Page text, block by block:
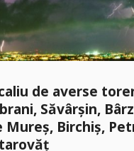
de averse
Săvârșin,
Mureș, Birchiș,